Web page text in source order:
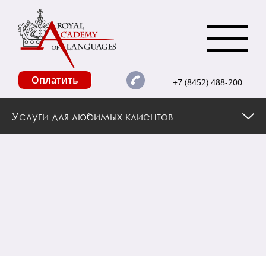
Оплатить +7 (8452) 488-200
Услуги для любимых клиентов